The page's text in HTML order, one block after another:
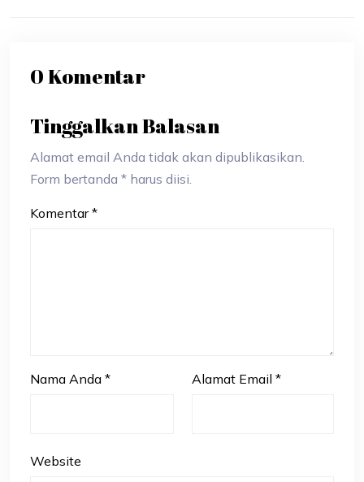
0 Komentar
Tinggalkan Balasan
Alamat email Anda tidak akan dipublikasikan.
Form bertanda * harus diisi.
Komentar *
Nama Anda * Alamat Email *
Website